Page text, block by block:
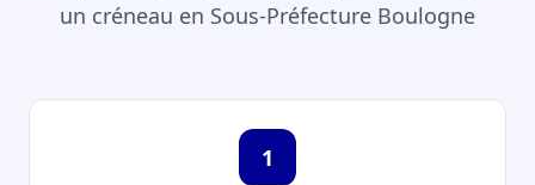
un créneau en Sous-Préfecture Boulogne
1